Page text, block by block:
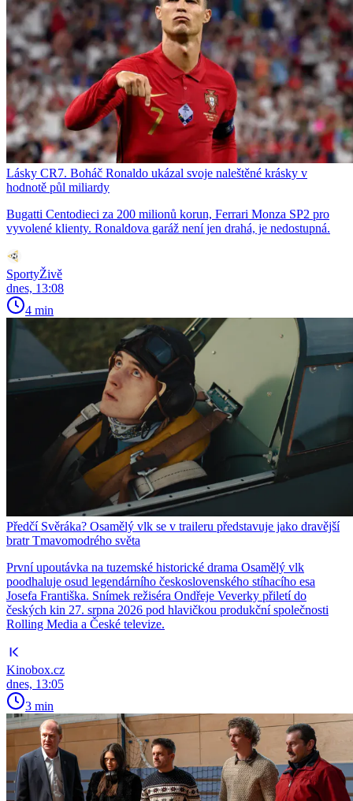
Lásky CR7. Boháč Ronaldo ukázal svoje naleštěné krásky v
hodnotě půl miliardy
Bugatti Centodieci za 200 milionů korun, Ferrari Monza SP2 pro
vyvolené klienty. Ronaldova garáž není jen drahá, je nedostupná.
SportyŽivě
dnes, 13:08
4 min
Předčí Svěráka? Osamělý vlk se v traileru představuje jako dravější
bratr Tmavomodrého světa
První upoutávka na tuzemské historické drama Osamělý vlk
poodhaluje osud legendárního československého stíhacího esa
Josefa Františka. Snímek režiséra Ondřeje Veverky přiletí do
českých kin 27. srpna 2026 pod hlavičkou produkční společnosti
Rolling Media a České televize.
Kinobox.cz
dnes, 13:05
3 min